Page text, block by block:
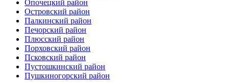
Опочецкий район
Островский район
Палкинский район
Печорский район
Плюсский район
Порховский район
Псковский район
Пустошкинский район
Пушкиногорский район